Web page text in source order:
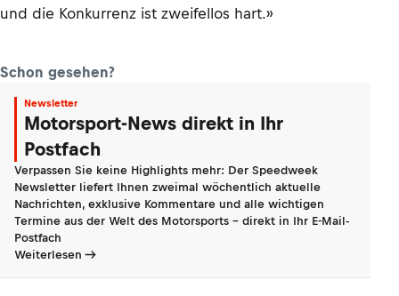
und die Konkurrenz ist zweifellos hart.»
Schon gesehen?
Newsletter
Motorsport-News direkt in Ihr
Postfach
Verpassen Sie keine Highlights mehr: Der Speedweek
Newsletter liefert Ihnen zweimal wöchentlich aktuelle
Nachrichten, exklusive Kommentare und alle wichtigen
Termine aus der Welt des Motorsports - direkt in Ihr E-Mail-
Postfach
Weiterlesen